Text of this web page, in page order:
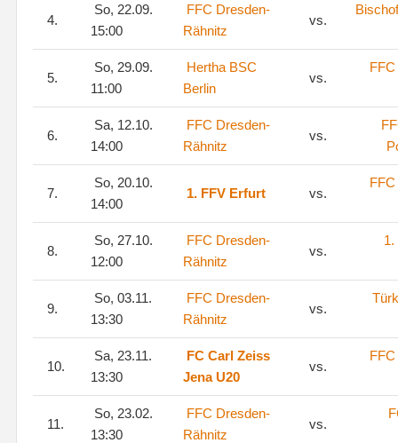
4.
So, 22.09.
15:00
FFC Dresden-
Rähnitz
vs.
5.
So, 29.09.
11:00
Hertha BSC
Berlin
vs.
6.
Sa, 12.10.
14:00
FFC Dresden-
Rähnitz
vs.
7.
So, 20.10.
14:00
1. FFV Erfurt vs.
8.
So, 27.10.
12:00
FFC Dresden-
Rähnitz
vs.
1.
9.
So, 03.11.
13:30
FFC Dresden-
Rähnitz
vs.
10.
Sa, 23.11.
13:30
FC Carl Zeiss
Jena U20
vs.
11.
So, 23.02.
13:30
FFC Dresden-
Rähnitz
vs.